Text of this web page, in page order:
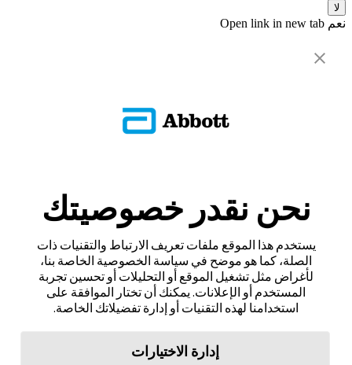
لا
نعم Open link in new tab
نحن نقدر خصوصيتك
يستخدم هذا الموقع ملفات تعريف الارتباط والتقنيات ذات
الصلة، كما هو موضح في سياسة الخصوصية الخاصة بنا،
لأغراض مثل تشغيل الموقع أو التحليلات أو تحسين تجربة
المستخدم أو الإعلانات. يمكنك أن تختار الموافقة على
استخدامنا لهذه التقنيات أو إدارة تفضيلاتك الخاصة.
إدارة الاختيارات